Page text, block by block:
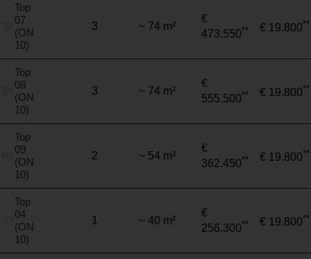
Top
07
(ON
10)
3 ~ 74 m²
€
473.550** € 19.800**
Top
08
(ON
10)
3 ~ 74 m²
€
555.500** € 19.800**
Top
09
(ON
10)
2 ~ 54 m²
€
362.450** € 19.800**
Top
04
(ON
10)
1 ~ 40 m²
€
256.300** € 19.800**